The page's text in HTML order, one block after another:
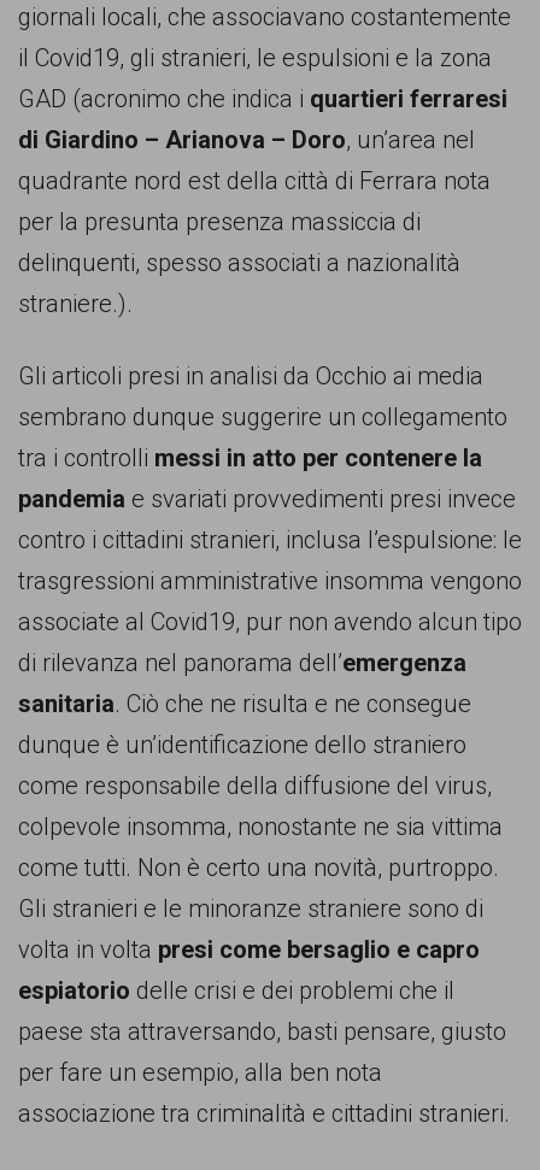
giornali locali, che associavano costantemente
il Covid19, gli stranieri, le espulsioni e la zona
GAD (acronimo che indica i quartieri ferraresi
di Giardino – Arianova – Doro, un’area nel
quadrante nord est della città di Ferrara nota
per la presunta presenza massiccia di
delinquenti, spesso associati a nazionalità
straniere.).
Gli articoli presi in analisi da Occhio ai media
sembrano dunque suggerire un collegamento
tra i controlli messi in atto per contenere la
pandemia e svariati provvedimenti presi invece
contro i cittadini stranieri, inclusa l’espulsione: le
trasgressioni amministrative insomma vengono
associate al Covid19, pur non avendo alcun tipo
di rilevanza nel panorama dell’emergenza
sanitaria. Ciò che ne risulta e ne consegue
dunque è un’identificazione dello straniero
come responsabile della diffusione del virus,
colpevole insomma, nonostante ne sia vittima
come tutti. Non è certo una novità, purtroppo.
Gli stranieri e le minoranze straniere sono di
volta in volta presi come bersaglio e capro
espiatorio delle crisi e dei problemi che il
paese sta attraversando, basti pensare, giusto
per fare un esempio, alla ben nota
associazione tra criminalità e cittadini stranieri.